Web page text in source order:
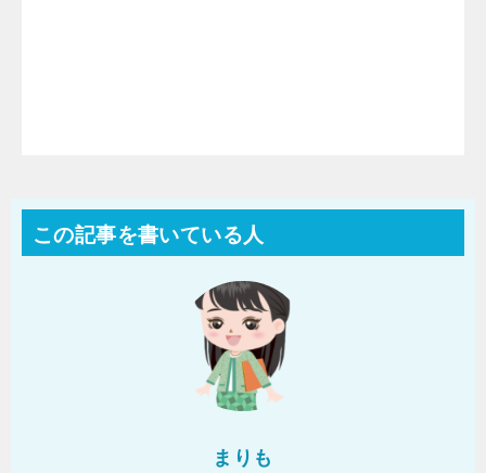
この記事を書いている人
まりも